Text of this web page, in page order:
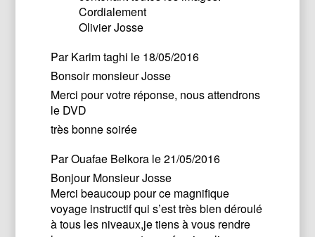
Cordialement
Olivier Josse
ParKarim taghi le 18/05/2016
Bonsoir monsieur Josse
Merci pour votre réponse, nous attendrons
le DVD
très bonne soirée
ParOuafae Belkora le 21/05/2016
Bonjour Monsieur Josse
Merci beaucoup pour ce magnifique
voyage instructif qui s’est très bien déroulé
à tous les niveaux,je tiens à vous rendre